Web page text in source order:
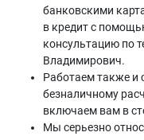
банковскими
в кредит с
консультацию по
Владимирович.
Работаем также и
безналичному
включаем вам в
Мы серьезно